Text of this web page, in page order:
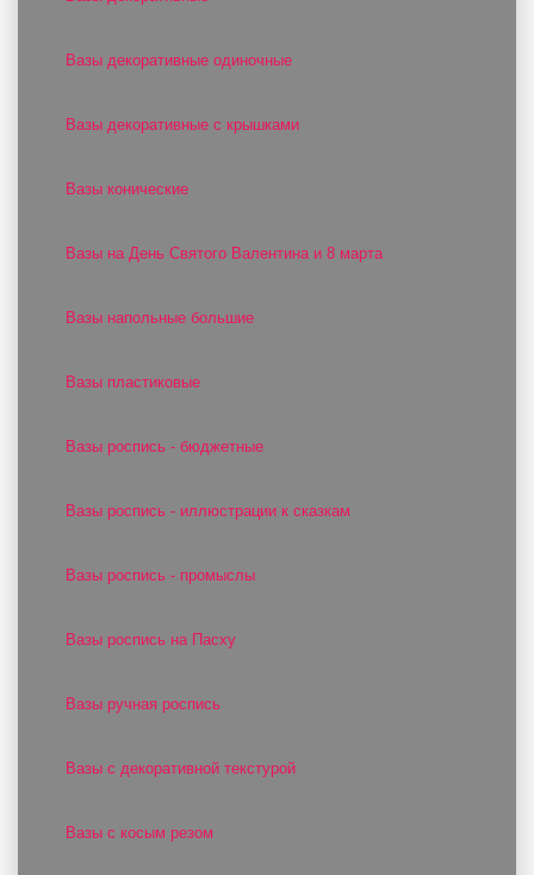
Вазы декоративные одиночные
Вазы декоративные с крышками
Вазы конические
Вазы на День Святого Валентина и 8 марта
Вазы напольные большие
Вазы пластиковые
Вазы роспись - бюджетные
Вазы роспись - иллюстрации к сказкам
Вазы роспись - промыслы
Вазы роспись на Пасху
Вазы ручная роспись
Вазы с декоративной текстурой
Вазы с косым резом